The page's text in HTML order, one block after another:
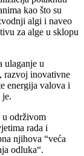
kao što su
algi i naveo
za alge u sklopu
ulaganje u
razvoj inovativne
energija valova i
je.
u održivom
rada i
njihova “veća
odluka“.